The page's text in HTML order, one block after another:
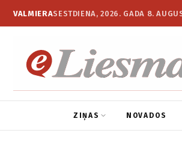
VALMIERASESTDIENA, 2026. GADA 8.
ZIŅAS NOVADOS